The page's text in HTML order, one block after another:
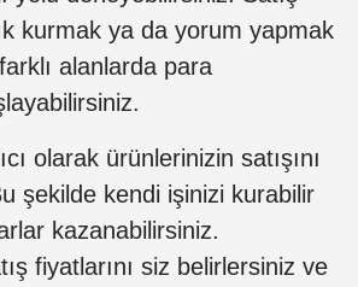
kurmak ya da yorum yapmak
alanlarda para
olarak ürünlerinizin satışını
şekilde kendi işinizi kurabilir
kazanabilirsiniz.
fiyatlarını siz belirlersiniz ve